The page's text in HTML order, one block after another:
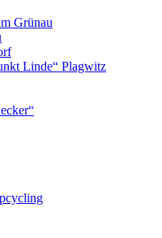
Grünau
Linde“ Plagwitz